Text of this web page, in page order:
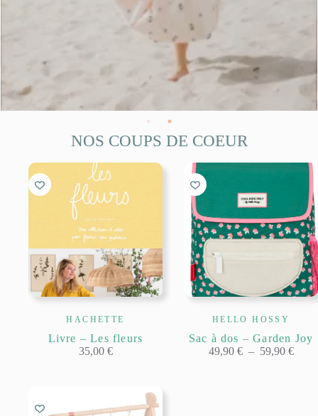
NOS COUPS DE COEUR
HACHETTE
Livre – Les fleurs
35,00 €
HELLO HOSSY
Sac à dos – Garden Joy
49,90 € – 59,90 €Plage